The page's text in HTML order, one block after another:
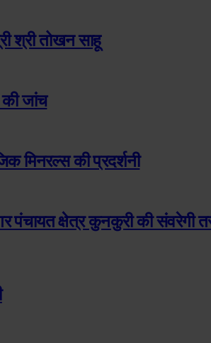
श्री तोखन साहू
की जांच
मिनरल्स की प्रदर्शनी
पंचायत क्षेत्र कुनकुरी की संवरेगी